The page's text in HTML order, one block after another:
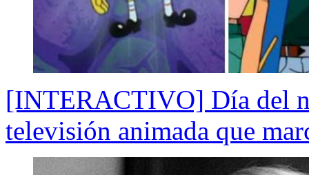
[INTERACTIVO] Día del
televisión animada que